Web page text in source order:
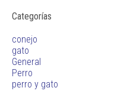
Categorías
conejo
gato
General
Perro
perro y gato